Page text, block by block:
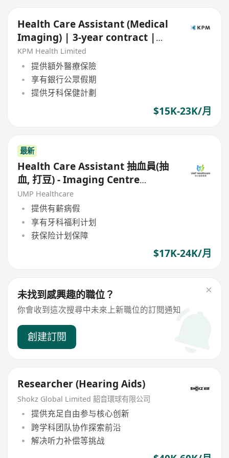
Health Care Assistant (Medical
Imaging) | 3-year contract |
Central & TST
KPM Health Limited
提供額外醫療保險
享有銀行公眾假期
提供牙科保健計劃
$15K-23K/月
最新
Health Care Assistant 抽血員(抽
血, 打豆) - Imaging Centre
(Kowloon/HK Island)
UMP Healthcare
提供有薪病假
享有牙科福利计划
获保险计划保障
$17K-24K/月
未找到感興趣的職位？
你會收到這次搜尋中未來上新職位的訂閱通知
創建訂閱
Researcher (Hearing Aids)
Shokz Global Limited 韶音環球有限公司
提供充足自由参与核心创新
跨学科团队协作探索前沿
解决听力补偿等挑战